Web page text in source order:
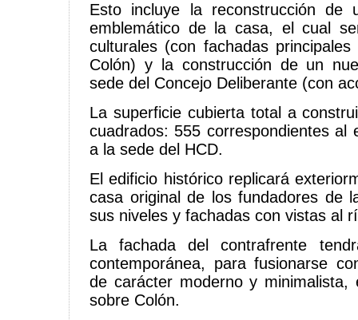
Esto incluye la reconstrucción de
emblemático de la casa, el cual
culturales (con fachadas
Colón) y la construcción de un
sede del Concejo Deliberante (con
La superficie cubierta total a
cuadrados: 555 correspondientes al
a la sede del HCD.
El edificio histórico replicará
casa original de los fundadores de
sus niveles y fachadas con vistas al
La fachada del contrafrente
contemporánea, para fusionarse
de carácter moderno y minimalista,
sobre Colón.